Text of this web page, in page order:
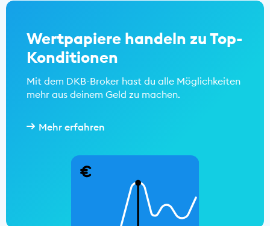
Wertpapiere handeln zu Top-
Konditionen
Mit dem DKB-Broker hast du alle Möglichkeiten
mehr aus deinem Geld zu machen.
Mehr erfahren